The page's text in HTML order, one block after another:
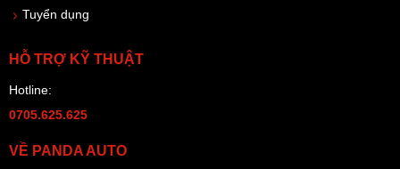
Tuyển dụng
HỖ TRỢ KỸ THUẬT
Hotline:
0705.625.625
VỀ PANDA AUTO